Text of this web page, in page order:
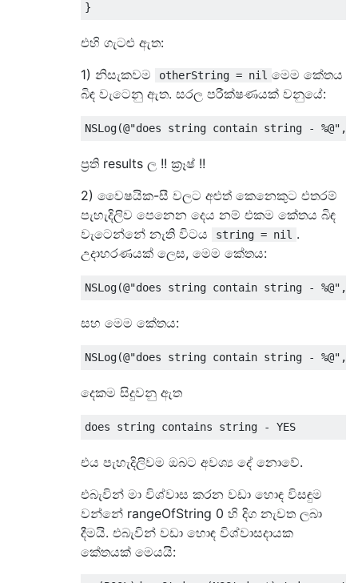
}
එහි ගැටළු ඇත:
1) නිසැකවම
otherString = nil මෙම කේතය
බිඳ වැටෙනු ඇත. සරල පරීක්ෂණයක් වනුයේ:
NSLog(@"does string contain string - %@" ,
ප්‍රති results ල !! ක්‍රෑෂ් !!
2) වෛෂයික-සී වලට අළුත් කෙනෙකුට එතරම්
පැහැදිලිව පෙනෙන දෙය නම් එකම කේතය බිඳ
වැටෙන්නේ නැති විටය
string = nil .
උදාහරණයක් ලෙස, මෙම කේතය:
NSLog(@"does string contain string - %@" ,
සහ මෙම කේතය:
NSLog(@"does string contain string - %@" ,
දෙකම සිදුවනු ඇත
does string contains string - YES
එය පැහැදිලිවම ඔබට අවශ්‍ය දේ නොවේ.
එබැවින් මා විශ්වාස කරන වඩා හොඳ විසඳුම
වන්නේ rangeOfString 0 හි දිග නැවත ලබා
දීමයි. එබැවින් වඩා හොඳ විශ්වාසදායක
කේතයක් මෙයයි: